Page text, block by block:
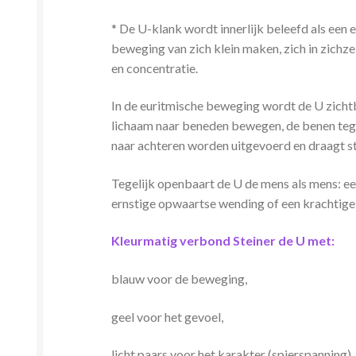
* De U-klank wordt innerlijk beleefd als een
beweging van zich klein maken, zich in
en concentratie.
In de euritmische beweging wordt de U
lichaam naar beneden bewegen, de benen
naar achteren worden uitgevoerd en draagt
Tegelijk openbaart de U de mens als mens:
ernstige opwaartse wending of een
Kleurmatig verbond Steiner de U met:
blauw voor de beweging,
geel voor het gevoel,